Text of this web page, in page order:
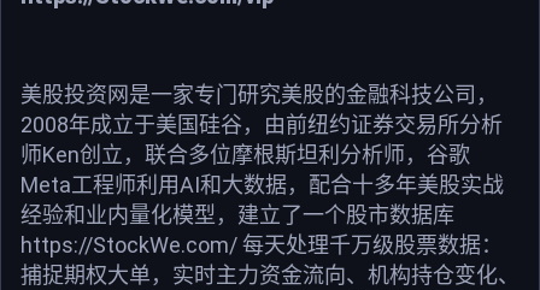
美股投资网是一家专门研究美股的金融科技公司，
2008年成立于美国硅谷，由前纽约证券交易所分析
师Ken创立，联合多位摩根斯坦利分析师，谷歌
Meta工程师利用AI和大数据，配合十多年美股实战
经验和业内量化模型，建立了一个股市数据库
https://StockWe.com/ 每天处理千万级股票数据：
捕捉期权大单，实时主力资金流向、机构持仓变化、